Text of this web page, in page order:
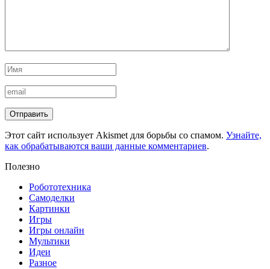
Этот сайт использует Akismet для борьбы со спамом. Узнайте,
как обрабатываются ваши данные комментариев.
Полезно
Робототехника
Самоделки
Картинки
Игры
Игры онлайн
Мультики
Идеи
Разное